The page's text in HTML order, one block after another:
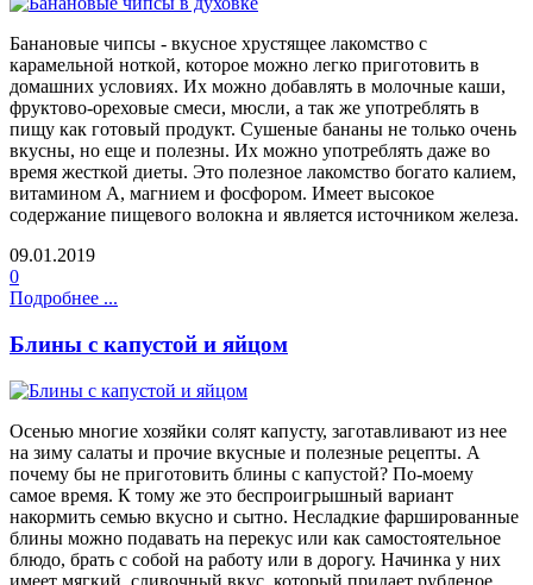
Банановые чипсы - вкусное хрустящее лакомство с
карамельной ноткой, которое можно легко приготовить в
домашних условиях. Их можно добавлять в молочные каши,
фруктово-ореховые смеси, мюсли, а так же употреблять в
пищу как готовый продукт. Сушеные бананы не только очень
вкусны, но еще и полезны. Их можно употреблять даже во
время жесткой диеты. Это полезное лакомство богато калием,
витамином А, магнием и фосфором. Имеет высокое
содержание пищевого волокна и является источником железа.
09.01.2019
0
Подробнее ...
Блины с капустой и яйцом
Осенью многие хозяйки солят капусту, заготавливают из нее
на зиму салаты и прочие вкусные и полезные рецепты. А
почему бы не приготовить блины с капустой? По-моему
самое время. К тому же это беспроигрышный вариант
накормить семью вкусно и сытно. Несладкие фаршированные
блины можно подавать на перекус или как самостоятельное
блюдо, брать с собой на работу или в дорогу. Начинка у них
имеет мягкий, сливочный вкус, который придает рубленое